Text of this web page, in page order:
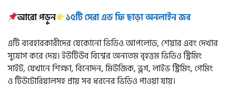
আরো পড়ুন
১৫টি সেরা এড ফি ছাড়া অনলাইন জব
এটি ব্যবহারকারীদের যেকোনো ভিডিও আপলোড, শেয়ার এবং দেখার
সুযোগ করে দেয়। ইউটিউব বিশ্বের অন্যতম বৃহত্তম ভিডিও স্ট্রিমিং
সাইট, যেখানে শিক্ষা, বিনোদন, মিউজিক, ভ্লগ, লাইভ স্ট্রিমিং, গেমিং
ও টিউটোরিয়ালসহ প্রায় সব ধরনের ভিডিও পাওয়া যায়।